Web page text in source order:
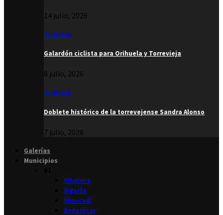
14 julio, 2026
Ciclismo
Galardón ciclista para Orihuela y Torrevieja
8 julio, 2026
Ciclismo
Doblete histórico de la torrevejense Sandra Alonso
7 julio, 2026
Galerías
Municipios
Albatera
Algorfa
Almoradí
Benejúzar